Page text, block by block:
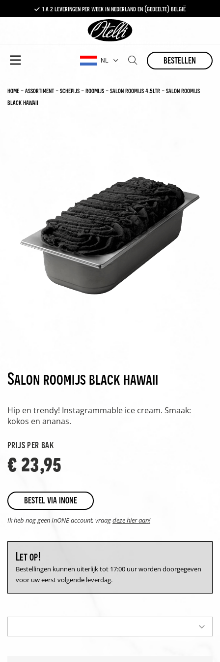
1 a 2 leveringen per week in nederland en (gedeelte) belgië
gratis levering vanaf €100,-
1 a 2 leveringen per week in nederland en (gedeelte) belgië
NL bestellen
home-assortiment-schepijs-roomijs-salon roomijs 4.5ltr-salon roomijs
black hawaii
Salon roomijs black hawaii
Hip en trendy! Instagrammable ice cream. Smaak:
kokos en ananas.
prijs per bak
€ 23,95
bestel via inone
Ik heb nog geen InONE account, vraagdeze hier aan!
Let op!
Bestellingen kunnen uiterlijk tot 17:00 uur worden doorgegeven
voor uw eerst volgende leverdag.